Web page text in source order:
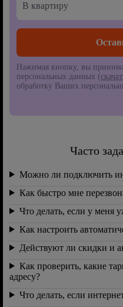
В квартиру
Нажимая кнопку, вы
персональных данных (
обработку Ваших
Часто
Можно ли подключить
Как быстро мне
Что делать, если у меня
Как настроить
Действуют ли скидки и
Как проверить, какие
адресу?
Что делать, если